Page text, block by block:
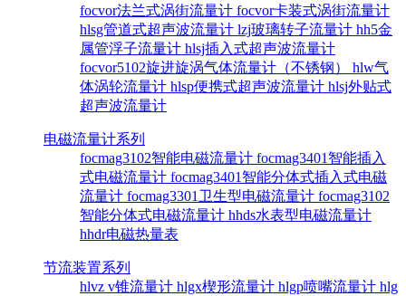
focvor法兰式涡街流量计 focvor卡装式涡街流量计
hlsg管道式超声波流量计 lzj玻璃转子流量计 hh5金
属管浮子流量计 hlsj插入式超声波流量计
focvor5102旋进旋涡气体流量计（不锈钢） hlw气
体涡轮流量计 hlsp便携式超声波流量计 hlsj外贴式
超声波流量计
电磁流量计系列
focmag3102智能电磁流量计 focmag3401智能插入
式电磁流量计 focmag3401智能分体式插入式电磁
流量计 focmag3301卫生型电磁流量计 focmag3102
智能分体式电磁流量计 hhds水表型电磁流量计
hhdr电磁热量表
节流装置系列
hlvz v锥流量计 hlgx楔形流量计 hlgp喷嘴流量计 hlg